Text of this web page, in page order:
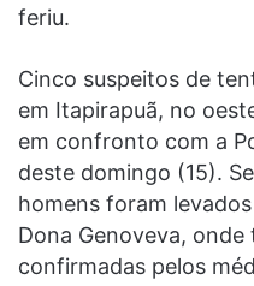
feriu.
Cinco suspeitos de
em Itapirapuã, no
em confronto com a
deste domingo (15).
homens foram
Dona Genoveva,
confirmadas pelos